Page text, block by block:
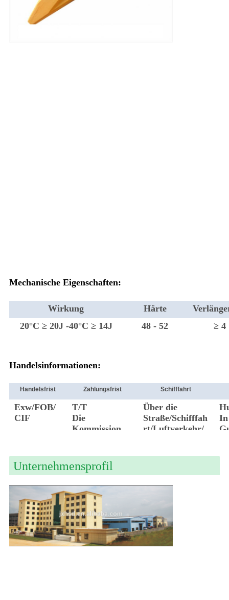
Mechanische Eigenschaften:
Wirkung Härte
20°C ≥ 20J -40°C ≥ 14J
48 - 52 ≥ 4
Handelsinformationen:
Handelsfrist Zahlungsfrist Schifffahrt
Exw/FOB/
CIF
T/T
Die
Kommission
Über die
Straße/Schifffah
rt/Luftverkehr/
In
Unternehmensprofil